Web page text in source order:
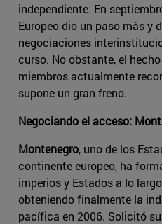
independiente. En
Europeo dio un paso más y
negociaciones
curso. No obstante, el
miembros actualmente
supone un gran freno.
Negociando el acceso:
Montenegro, uno de los
continente europeo, ha
imperios y Estados a lo
obteniendo finalmente la
pacífica en 2006. Solicitó